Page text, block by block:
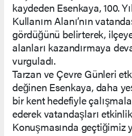
kaydeden Esenkaya, 100.
Kullanım Alanı’nın
gördüğünü belirterek,
alanları kazandırmaya
vurguladı.
Tarzan ve Çevre Günleri
değinen Esenkaya, daha
bir kent hedefiyle
ederek vatandaşları
Konuşmasında geçtiğimiz